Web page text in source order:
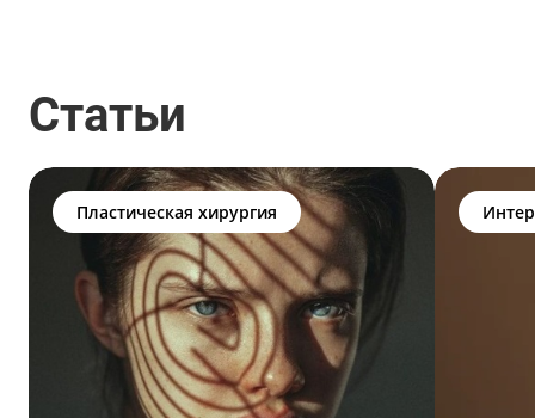
Статьи
Пластическая хирургия